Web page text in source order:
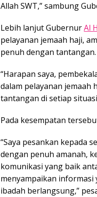
Allah SWT,” sambung
Lebih lanjut GubernurAl
pelayanan jemaah haji,
penuh dengan tantangan.
“Harapan saya,
dalam pelayanan jemaah
tantangan di setiap
Pada kesempatan
“Saya pesankan kepada
dengan penuh amanah,
komunikasi yang baik
menyampaikan informasi
ibadah berlangsung,”